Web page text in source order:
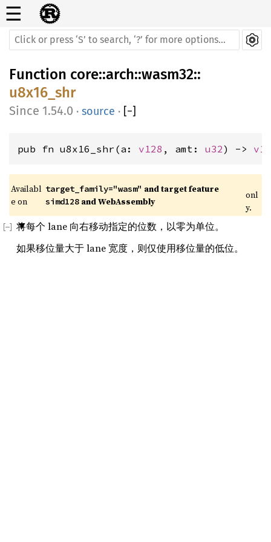
☰
Function core::arch::wasm32::
u8x16_shr
1.54.0 · source · [−]
pub fn u8x16_shr(a: v128 , amt: u32) ->
Availabl
e on
target_family="wasm" and target feature
simd128 and WebAssembly
onl
y.
将每个 lane 向右移动指定的位数，以零为单位。
如果移位量大于 lane 宽度，则仅使用移位量的低位。